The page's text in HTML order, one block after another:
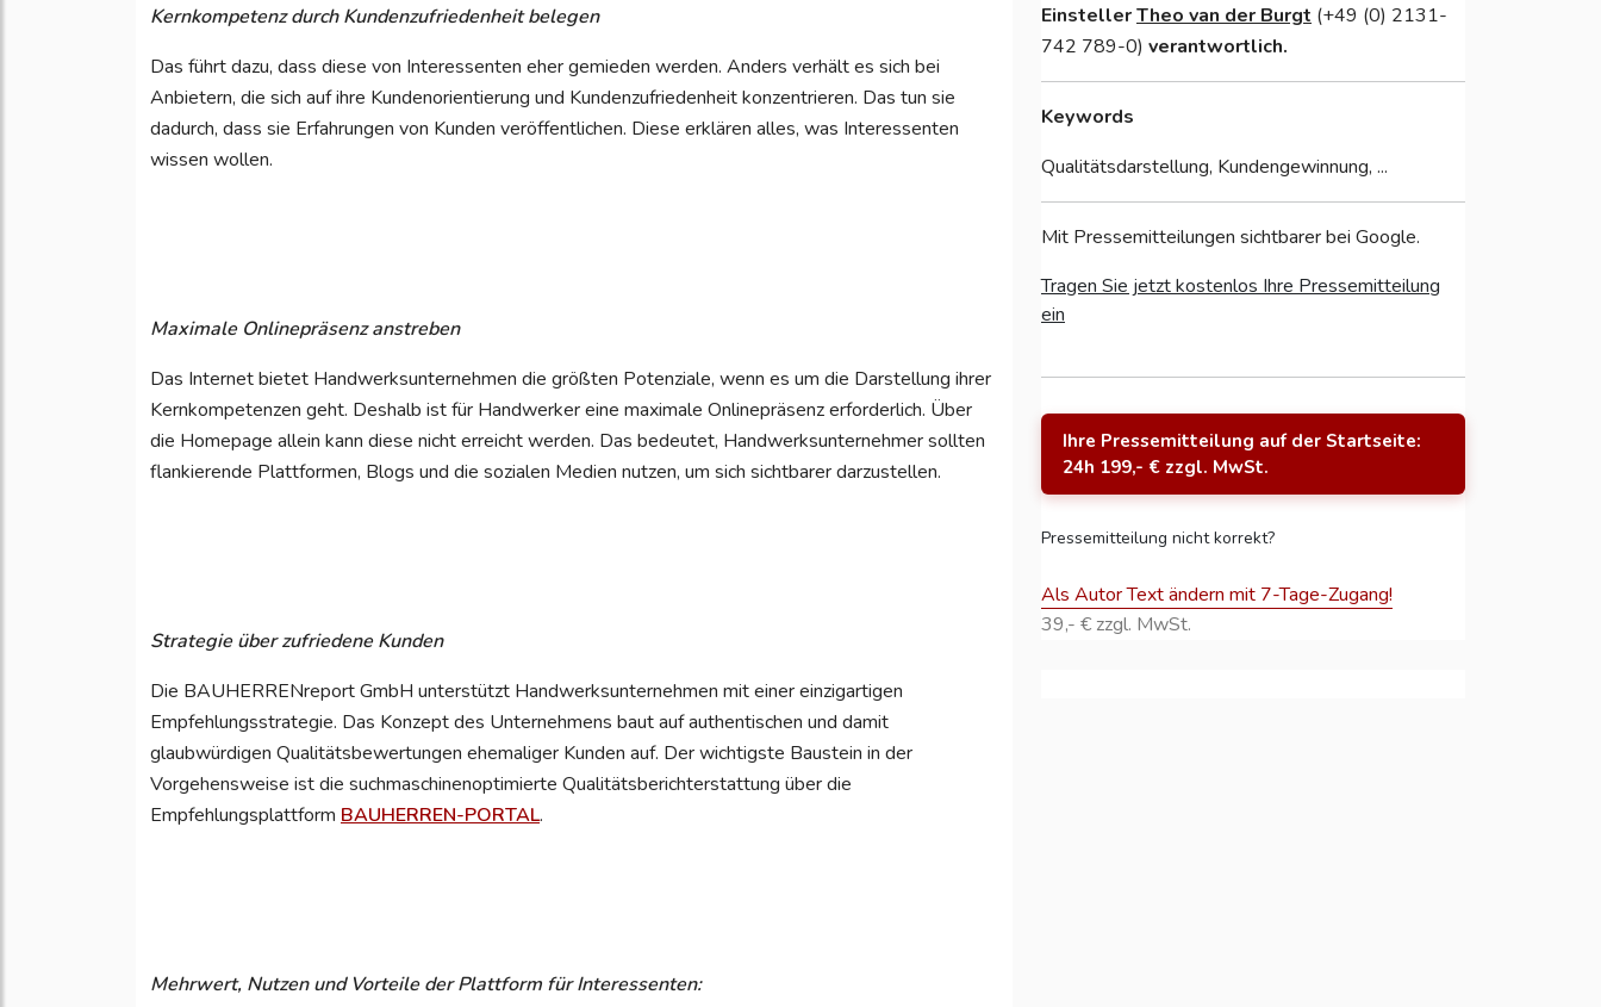
Kernkompetenz durch Kundenzufriedenheit belegen
Das führt dazu, dass diese von Interessenten eher gemieden werden. Anders verhält es sich bei
Anbietern, die sich auf ihre Kundenorientierung und Kundenzufriedenheit konzentrieren. Das tun sie
dadurch, dass sie Erfahrungen von Kunden veröffentlichen. Diese erklären alles, was Interessenten
wissen wollen.
Maximale Onlinepräsenz anstreben
Das Internet bietet Handwerksunternehmen die größten Potenziale, wenn es um die Darstellung ihrer
Kernkompetenzen geht. Deshalb ist für Handwerker eine maximale Onlinepräsenz erforderlich. Über
die Homepage allein kann diese nicht erreicht werden. Das bedeutet, Handwerksunternehmer sollten
flankierende Plattformen, Blogs und die sozialen Medien nutzen, um sich sichtbarer darzustellen.
Strategie über zufriedene Kunden
Die BAUHERRENreport GmbH unterstützt Handwerksunternehmen mit einer einzigartigen
Empfehlungsstrategie. Das Konzept des Unternehmens baut auf authentischen und damit
glaubwürdigen Qualitätsbewertungen ehemaliger Kunden auf. Der wichtigste Baustein in der
Vorgehensweise ist die suchmaschinenoptimierte Qualitätsberichterstattung über die
Empfehlungsplattform BAUHERREN-PORTAL.
Mehrwert, Nutzen und Vorteile der Plattform für Interessenten:
EinstellerTheo van der Burgt (+49 (0) 2131-
742 789-0) verantwortlich.
Keywords
Qualitätsdarstellung, Kundengewinnung, ...
Mit Pressemitteilungen sichtbarer bei Google.
Tragen Sie jetzt kostenlos Ihre Pressemitteilung
ein
Ihre Pressemitteilung auf der Startseite:
24h 199,- € zzgl. MwSt.
Pressemitteilung nicht korrekt?
Als Autor Text ändern mit 7-Tage-Zugang!
39,- € zzgl. MwSt.